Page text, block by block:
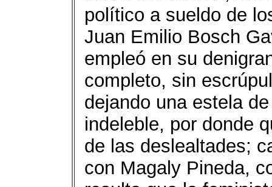
político a sueldo de
Juan Emilio Bosch
empleó en su
completo, sin
dejando una estela
indeleble, por donde
de las deslealtades;
con Magaly Pineda,